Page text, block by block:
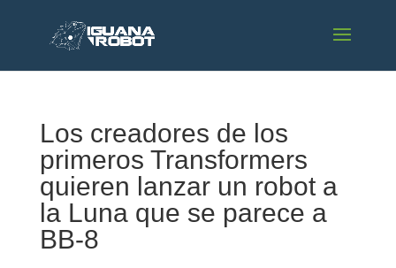
Los creadores de los
primeros Transformers
quieren lanzar un robot a
la Luna que se parece a
BB-8